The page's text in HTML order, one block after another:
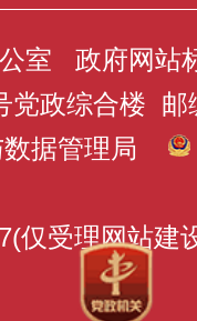
室 政府网站
党政综合楼 邮
数据管理局
仅受理网站建